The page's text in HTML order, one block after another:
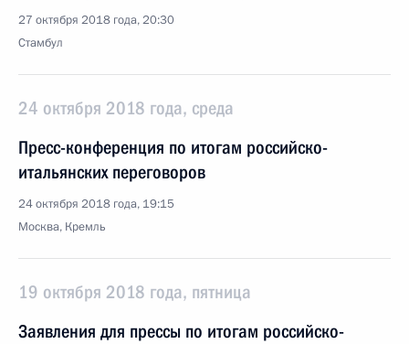
27 октября 2018 года, 20:30
Стамбул
24 октября 2018 года, среда
Пресс-конференция по итогам российско-
итальянских переговоров
24 октября 2018 года, 19:15
Москва, Кремль
19 октября 2018 года, пятница
Заявления для прессы по итогам российско-